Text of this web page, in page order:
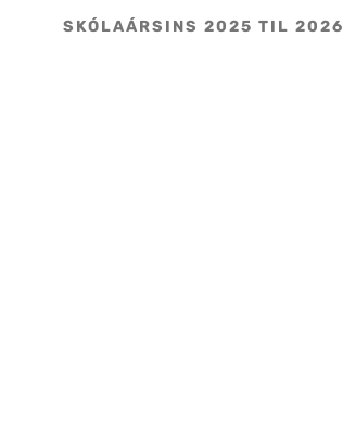
SKÓLAÁRSINS 2025 TIL 2026